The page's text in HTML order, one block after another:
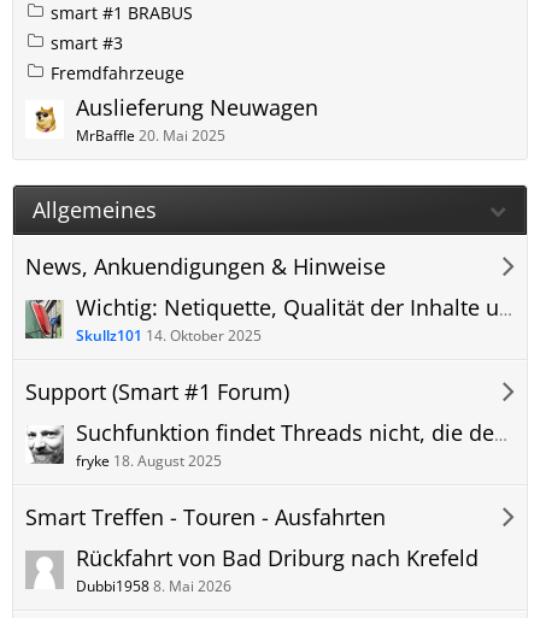
smart #1 BRABUS
smart #3
Fremdfahrzeuge
Auslieferung Neuwagen
MrBaffle20. Mai 2025
Allgemeines
News, Ankuendigungen & Hinweise
Wichtig: Netiquette, Qualität der Inhalte und die Pflege der Gemeinschaft.
Skullz101 14. Oktober 2025
Support (Smart #1 Forum)
Suchfunktion findet Threads nicht, die den Suchbegriff im Titel haben offenbar.
fryke 18. August 2025
Smart Treffen - Touren - Ausfahrten
Rückfahrt von Bad Driburg nach Krefeld
Dubbi19588. Mai 2026